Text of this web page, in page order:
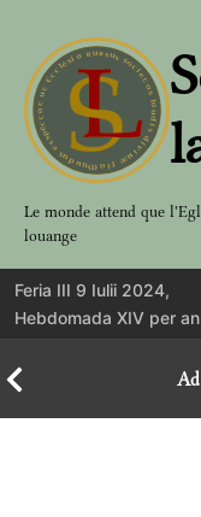
contenu
Le monde attend que
louange
Feria III 9 Iulii 2024,
Hebdomada XIV per